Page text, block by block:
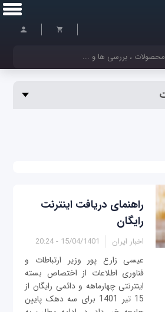
کنید
راهنمای دریافت اینترنت
رایگان
اخبار ایران 15/04/1401 - 20:24
عیسی زارع پور وزیر ارتباطات و
فناوری اطلاعات از اختصاص بسته
اینترنتی چهارماهه و دائمی رایگان از
15 تیر 1401 برای سه دهک پایین